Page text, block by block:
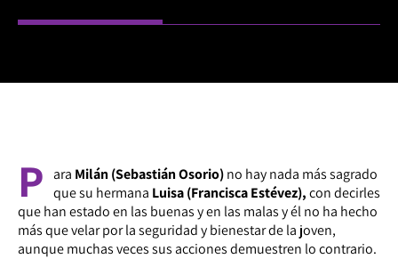
P ara Milán (Sebastián Osorio)no hay nada más sagrado
que su hermana Luisa (Francisca Estévez),con decirles
que han estado en las buenas y en las malas y él no ha hecho
más que velar por la seguridad y bienestar de la joven,
aunque muchas veces sus acciones demuestren lo contrario.